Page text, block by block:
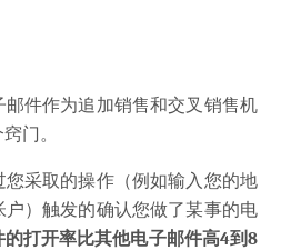
件作为追加销售和交叉销售机
门。
采取的操作（例如输入您的地
）触发的确认您做了某事的电
打开率比其他电子邮件高4到8